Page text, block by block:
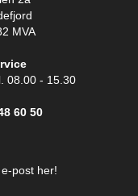
MVA
08.00 - 15.30
60 50
post her!